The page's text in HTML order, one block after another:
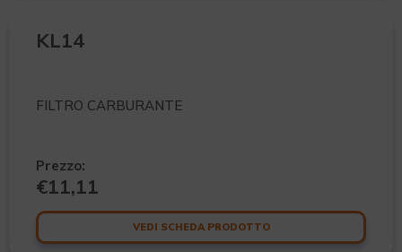
KL14
FILTRO CARBURANTE
Prezzo:
€11,11
VEDI SCHEDA PRODOTTO